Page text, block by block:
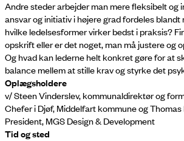
Andre steder arbejder man mere fleksibelt og
ansvar og initiativ i højere grad fordeles
hvilke ledelsesformer virker bedst i praksis?
opskrift eller er det noget, man må justere og
Og hvad kan lederne helt konkret gøre for at
balance mellem at stille krav og styrke det
Oplægsholdere
v/ Steen Vinderslev, kommunaldirektør og
Chefer i Djøf, Middelfart kommune og
President, MGS Design & Development
Tid og sted